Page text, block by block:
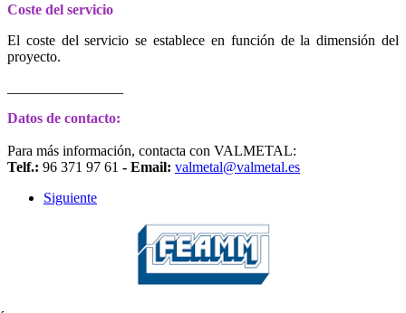
Coste del servicio
El coste del servicio se establece en función de la dimensión del
proyecto.
Datos de contacto:
Para más información, contacta con VALMETAL:
Telf.: 96 371 97 61 - Email: valmetal@valmetal.es
Siguiente